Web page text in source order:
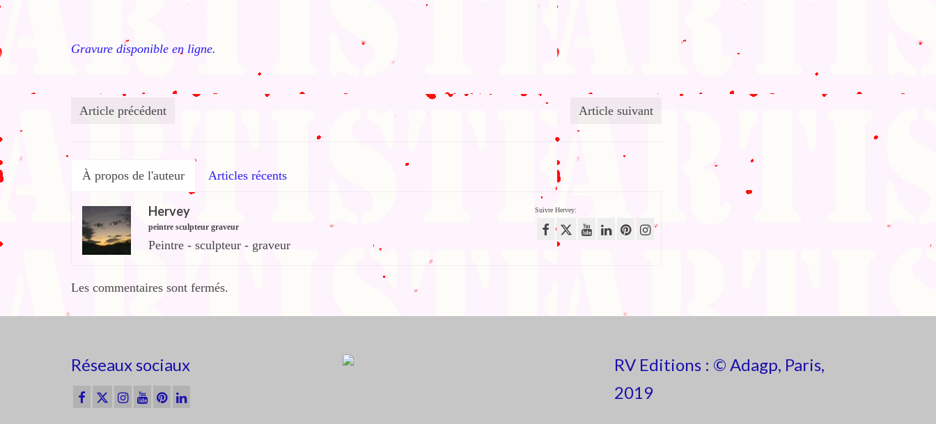
Gravure disponible en ligne.
Article précédent Article suivant
À propos de l'auteur Articles récents
Suivre Hervey:
Hervey
peintre sculpteur graveur
Peintre - sculpteur - graveur
Les commentaires sont fermés.
Réseaux sociaux
RV Editions : © Adagp, Paris,
2019